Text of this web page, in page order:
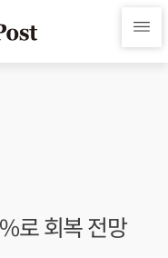
로 회복 전망